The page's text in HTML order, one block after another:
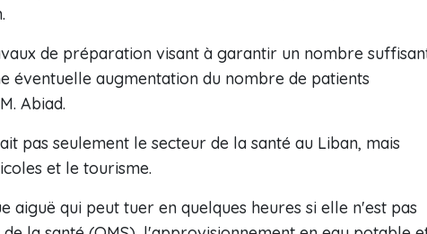
de préparation visant à garantir un nombre
éventuelle augmentation du nombre de patients
Abiad.
pas seulement le secteur de la santé au Liban, mais
et le tourisme.
aiguë qui peut tuer en quelques heures si elle n'est pas